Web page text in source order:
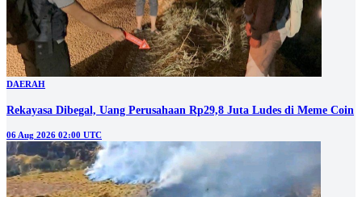
DAERAH
Rekayasa Dibegal, Uang Perusahaan Rp29,8 Juta Ludes di Meme Coin
06 Aug 2026 02:00 UTC